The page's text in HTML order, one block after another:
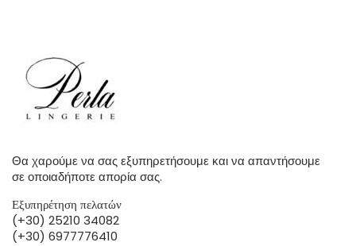
Θα χαρούμε να σας εξυπηρετήσουμε και να απαντήσουμε
σε οποιαδήποτε απορία σας.
Εξυπηρέτηση πελατών
(+30) 25210 34082
(+30) 6977776410